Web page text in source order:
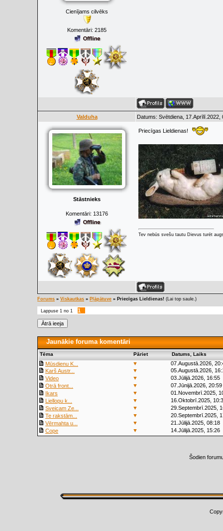
Cienījams cilvēks
Komentāri: 2185
Valduha Datums: Svētdiena,
Stāstnieks
Komentāri: 13176
Priecīgas Lieldienas!
Tev nebūs svešu tautu Dievus turēt
Forums » Viskautkas » Pļāpātuve » Priecīgas Lieldienas! (Lai top saule.)
Lappuse 1 no 1 1
Jaunākie foruma komentāri
Tēma Pāriet Datums, Laiks
Mūsdienu K... ▼
07.Augustā.2026,
Karš Austr...
▼
05.Augustā.2026,
Video
▼
03.Jūlijā.2026, 16:55
Otrā front...
▼
07.Jūnijā.2026, 20:59
Ikars
▼
01.Novembrī.2025,
Liellopu k...
▼
16.Oktobrī.2025,
Sveicam Ze...
▼
29.Septembrī.2025,
Te rakstām...
▼
20.Septembrī.2025,
Vērmahta u...
▼
21.Jūlijā.2025, 08:18
Cope
▼ 14.Jūlijā.2025, 15:26
Šodien